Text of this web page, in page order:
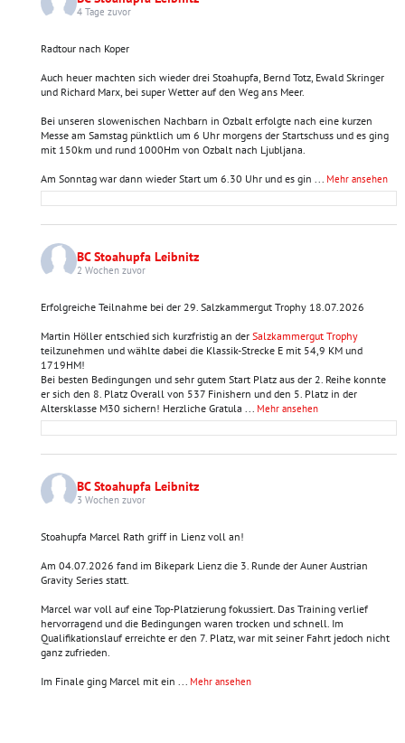
4 Tage zuvor
Radtour nach Koper
Auch heuer machten sich wieder drei Stoahupfa, Bernd Totz, Ewald Skringer
und Richard Marx, bei super Wetter auf den Weg ans Meer.
Bei unseren slowenischen Nachbarn in Ozbalt erfolgte nach eine kurzen
Messe am Samstag pünktlich um 6 Uhr morgens der Startschuss und es ging
mit 150km und rund 1000Hm von Ozbalt nach Ljubljana.
Am Sonntag war dann wieder Start um 6.30 Uhr und es gin ... Mehr ansehen
BC Stoahupfa Leibnitz
2 Wochen zuvor
Erfolgreiche Teilnahme bei der 29. Salzkammergut Trophy 18.07.2026
Martin Höller entschied sich kurzfristig an der Salzkammergut Trophy
teilzunehmen und wählte dabei die Klassik-Strecke E mit 54,9 KM und
1719HM!
Bei besten Bedingungen und sehr gutem Start Platz aus der 2. Reihe konnte
er sich den 8. Platz Overall von 537 Finishern und den 5. Platz in der
Altersklasse M30 sichern! Herzliche Gratula ... Mehr ansehen
BC Stoahupfa Leibnitz
3 Wochen zuvor
Stoahupfa Marcel Rath griff in Lienz voll an!
Am 04.07.2026 fand im Bikepark Lienz die 3. Runde der Auner Austrian
Gravity Series statt.
Marcel war voll auf eine Top-Platzierung fokussiert. Das Training verlief
hervorragend und die Bedingungen waren trocken und schnell. Im
Qualifikationslauf erreichte er den 7. Platz, war mit seiner Fahrt jedoch nicht
ganz zufrieden.
Im Finale ging Marcel mit ein ... Mehr ansehen